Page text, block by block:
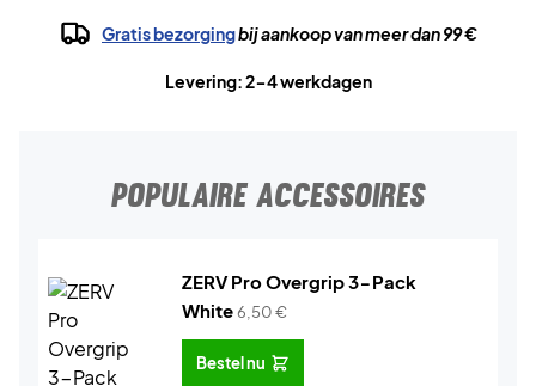
Gratis bezorgingbij aankoop van meer dan 99 €
Levering: 2-4 werkdagen
POPULAIRE ACCESSOIRES
ZERV Pro Overgrip 3-Pack
White6,50€
Bestel nu